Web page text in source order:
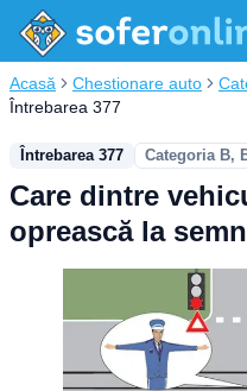
Acasă Chestionare auto
Întrebarea 377
Întrebarea 377 Categoria B,
Care dintre
oprească la